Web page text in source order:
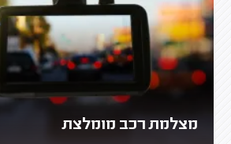
מצלמת רכב מומלצת